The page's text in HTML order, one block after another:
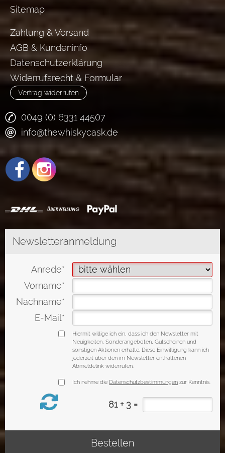
Sitemap
Zahlung & Versand
AGB & Kundeninfo
Datenschutzerklärung
Widerrufsrecht & Formular
Vertrag widerrufen
0049 (0) 6331 44507
info@thewhiskycask.de